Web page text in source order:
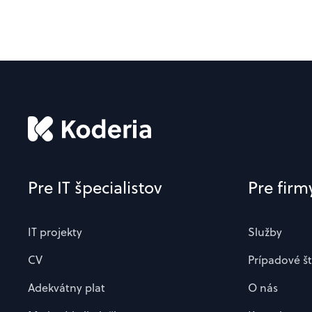
Pre IT špecialistov
IT projekty
CV
Adekvátny plat
Pre
Služby
Prípadové
O nás